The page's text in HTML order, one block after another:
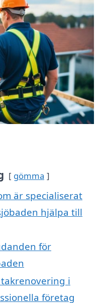
gömma
är specialiserat
hjälpa till
för
i
företag